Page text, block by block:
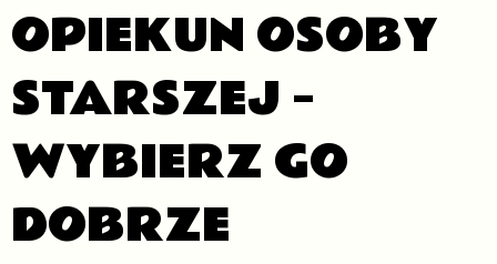
OPIEKUN OSOBY
STARSZEJ –
WYBIERZ GO
DOBRZE